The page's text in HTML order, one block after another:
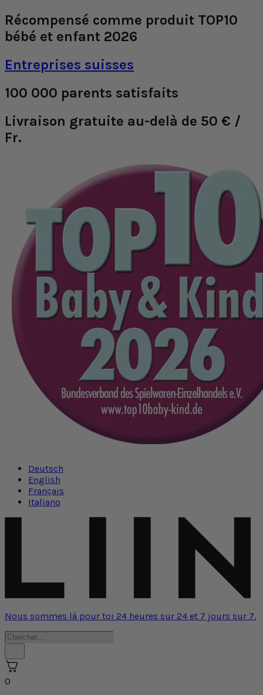
Récompensé comme produit TOP10
bébé et enfant 2026
Entreprises suisses
100 000 parents satisfaits
Livraison gratuite au-delà de 50 € /
Fr.
Deutsch
English
Français
Italiano
Nous sommes là pour toi 24 heures sur 24 et 7 jours sur 7.
Recherche
de
produits
0